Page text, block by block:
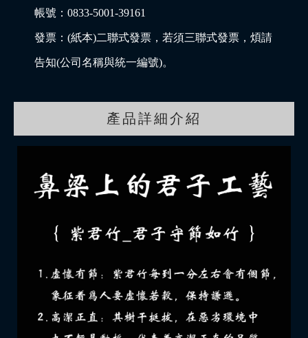
帳號：0833-5001-39161
發票：(紙本)二聯式發票，若須三聯式發票，煩請
告知(公司名稱與統一編號)。
產品詳細介紹